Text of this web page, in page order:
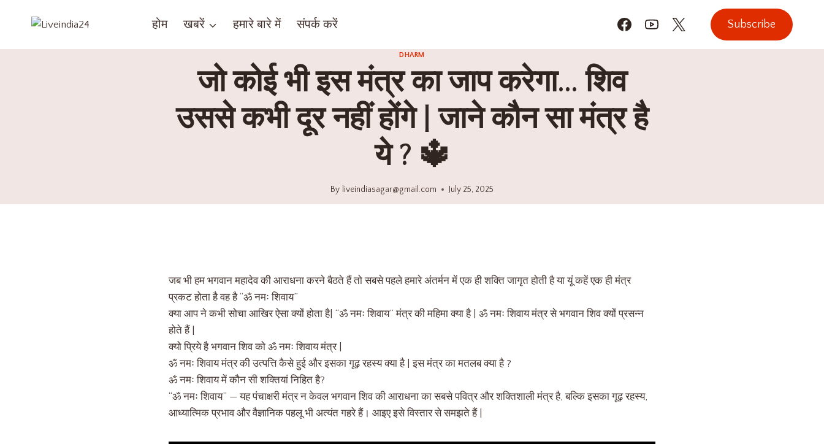
होम खबरें हमारे बारे में संपर्क करें Subscribe
DHARM
जो कोई भी इस मंत्र का जाप करेगा… शिव
उससे कभी दूर नहीं होंगे | जाने कौन सा मंत्र है
ये ? 🔱
By liveindiasagar@gmail.com July 25, 2025
जब भी हम भगवान महादेव की आराधना करने बैठते हैं तो सबसे पहले हमारे अंतर्मन में एक ही शक्ति जागृत होती है या यूं कहें एक ही मंत्र
प्रकट होता है वह है “ॐ नमः शिवाय”
क्या आप ने कभी सोचा आखिर ऐसा क्यों होता है| “ॐ नमः शिवाय” मंत्र की महिमा क्या है | ॐ नमः शिवाय मंत्र से भगवान शिव क्यों प्रसन्न
होते हैं |
क्यो प्रिये है भगवान शिव को ॐ नमः शिवाय मंत्र |
ॐ नमः शिवाय मंत्र की उत्पत्ति कैसे हुई और इसका गूढ़ रहस्य क्या है | इस मंत्र का मतलब क्या है ?
ॐ नमः शिवाय में कौन सी शक्तियां निहित है?
“ॐ नमः शिवाय” — यह पंचाक्षरी मंत्र न केवल भगवान शिव की आराधना का सबसे पवित्र और शक्तिशाली मंत्र है, बल्कि इसका गूढ़ रहस्य,
आध्यात्मिक प्रभाव और वैज्ञानिक पहलू भी अत्यंत गहरे हैं। आइए इसे विस्तार से समझते हैं |